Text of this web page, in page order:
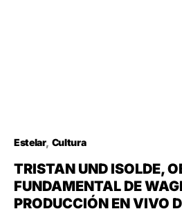
Estelar Cultura
TRISTAN UND ISOLDE,
FUNDAMENTAL DE
PRODUCCIÓN EN VIVO